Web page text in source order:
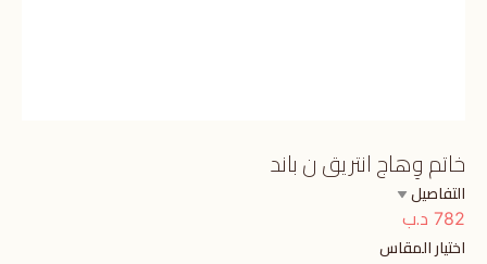
خاتم وِهاج انتريق ن باند
التفاصيل
782 د.ب
اختيار المقاس